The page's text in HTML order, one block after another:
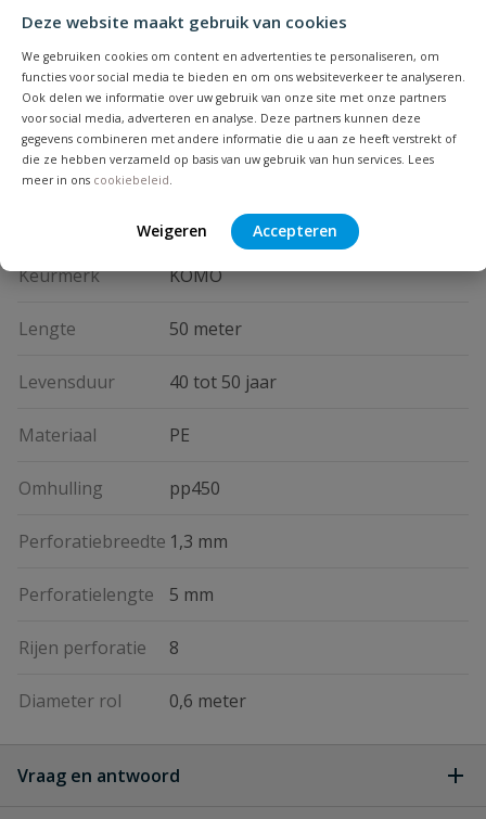
Deze website maakt gebruik van cookies
We gebruiken cookies om content en advertenties te personaliseren, om
functies voor social media te bieden en om ons websiteverkeer te analyseren.
Ook delen we informatie over uw gebruik van onze site met onze partners
voor social media, adverteren en analyse. Deze partners kunnen deze
gegevens combineren met andere informatie die u aan ze heeft verstrekt of
die ze hebben verzameld op basis van uw gebruik van hun services. Lees
meer in ons cookiebeleid.
Weigeren Accepteren
100 mm
Kleur grijs
Geperforeerde
oppervlakte
20 cm²/m
Geleverd inclusief klikmof
Keurmerk KOMO
Lengte 50 meter
Levensduur 40 tot 50 jaar
Materiaal PE
Omhulling pp450
Perforatiebreedte 1,3 mm
Perforatielengte 5 mm
Rijen perforatie 8
Diameter rol 0,6 meter
Vraag en antwoord